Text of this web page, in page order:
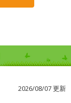
2026/08/07 更新